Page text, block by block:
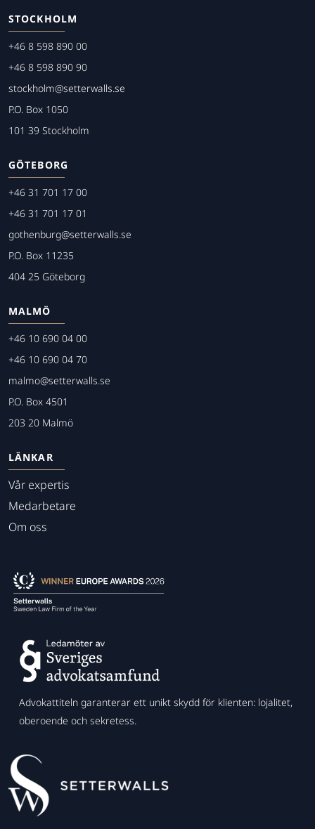
STOCKHOLM
+46 8 598 890 00
+46 8 598 890 90
stockholm@setterwalls.se
P.O. Box 1050
101 39 Stockholm
GÖTEBORG
+46 31 701 17 00
+46 31 701 17 01
gothenburg@setterwalls.se
P.O. Box 11235
404 25 Göteborg
MALMÖ
+46 10 690 04 00
+46 10 690 04 70
malmo@setterwalls.se
P.O. Box 4501
203 20 Malmö
LÄNKAR
Vår expertis
Medarbetare
Om oss
Advokattiteln garanterar ett unikt skydd för klienten: lojalitet,
oberoende och sekretess.